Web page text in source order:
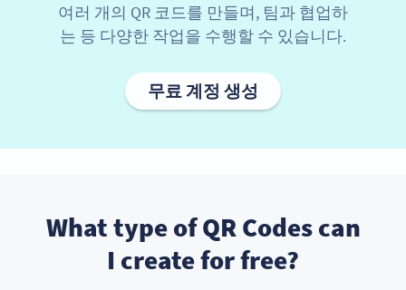
여러 개의 QR 코드를 만들며, 팀과 협업하
는 등 다양한 작업을 수행할 수 있습니다.
무료 계정 생성
What type of QR Codes can
I create for free?